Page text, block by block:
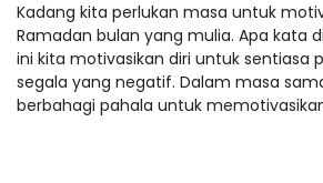
Kadang kita perlukan masa untuk
Ramadan bulan yang mulia. Apa kata
ini kita motivasikan diri untuk sentiasa
segala yang negatif. Dalam masa
berbahagi pahala untuk